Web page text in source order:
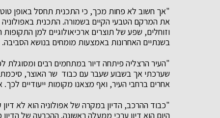
"אך חשוב לא פחות מכך, כי התכנית תחסל באופן
את המרקם הטבעי הקיים בשמורה. התכנית באפולוניה
וזוחלים, שפע של תוצרים ארכיאולוגיים למן
בשנתיים האחרונות באמצעות מומחים בנושא הסביבה.
"העיר הרצליה פיתחה דיור במתחמים רבים
שערכתי אך בשבוע שעבר עם כבוד שר האוצר, סיכמתי
אחרים ברחבי העיר, ואף מצאנו מקומות ייעודיים
"כבוד ההרכב, הדיון במקרה של אפולוניה הוא לא
היום הוא דיון ערכי ממעלה ראשונה. ההכרעה של